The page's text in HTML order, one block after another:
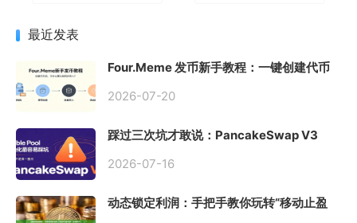
最近发表
Four.Meme 发币新手教程：一键创建代币
2026-07-20
踩过三次坑才敢说：PancakeSwap V3
初始化
2026-07-16
动态锁定利润：手把手教你玩转“移动止盈